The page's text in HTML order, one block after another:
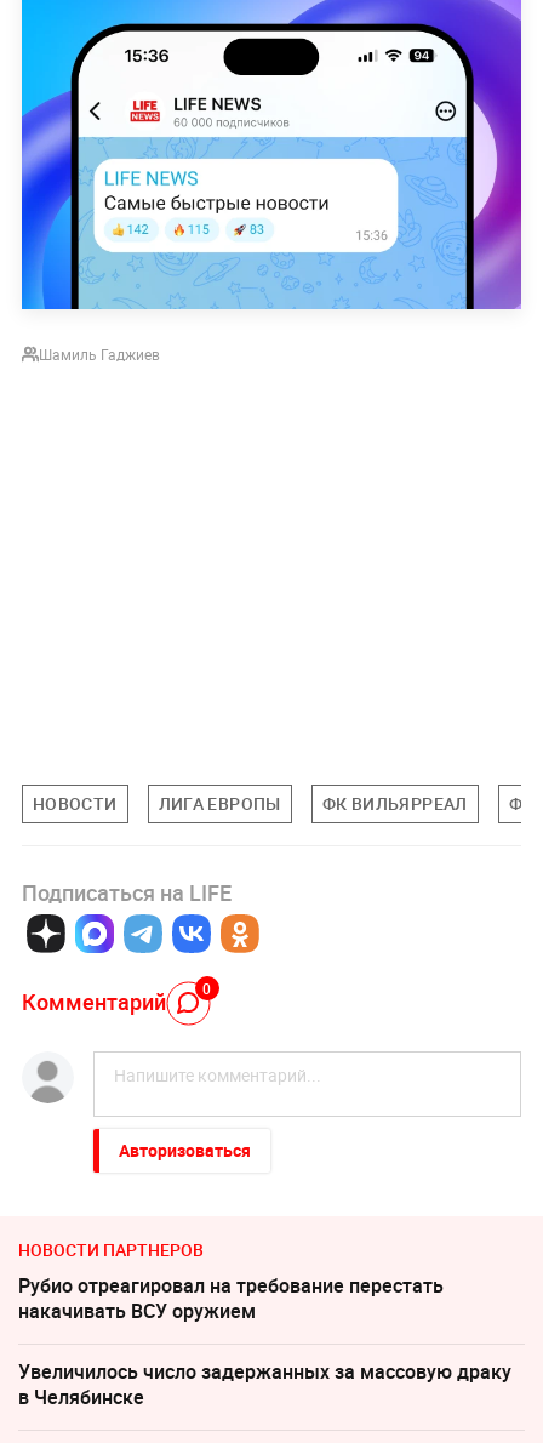
Шамиль Гаджиев
НОВОСТИ ЛИГА ЕВРОПЫ ФК ВИЛЬЯРРЕАЛ ФК
Подписаться на LIFE
Комментарий 0
Авторизоваться
НОВОСТИ ПАРТНЕРОВ
Рубио отреагировал на требование перестать
накачивать ВСУ оружием
Увеличилось число задержанных за массовую драку
в Челябинске